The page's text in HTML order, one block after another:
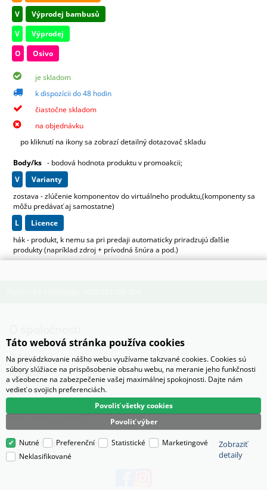
V
Výprodej bambusů
V
Výprodej
O
Osivo
je skladom
k dispozícii do 48 hodin
čiastočne skladom
na objednávku
po kliknutí na ikony sa zobrazí detailný dotazovač skladu
Body/ks - bodová hodnota produktu v promoakcii;
v
varianty
zostava - zlúčenie komponentov do virtuálneho produktu,(komponenty sa
môžu predávať aj samostatne)
L
licence
hák - produkt, k nemu sa pri predaji automaticky priradzujú ďalšie
produkty (napríklad zdroj + prívodná šnúra a pod.)
O nás
Kontaky
Otevírací doba
Ako nakupovať
Obchodné podmienky
Táto webová stránka používa cookies
Na prevádzkovanie nášho webu využívame takzvané cookies. Cookies sú
súbory slúžiace na prispôsobenie obsahu webu, na meranie jeho funkčnosti
a všeobecne na zabezpečenie vašej maximálnej spokojnosti. Dajte nám
vedieť o svojich preferenciách.
Povoliť výber
Povoliť všetky cookies
Nutné Preferenční Statistické
Marketingové
Neklasifikované
Zobraziť
detaily